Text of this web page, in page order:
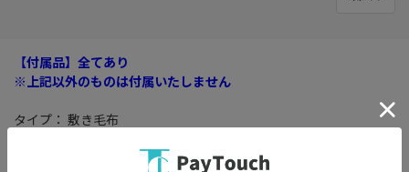
【付属品】全てあり
※上記以外のものは付属いたしません
タイプ： 敷き毛布